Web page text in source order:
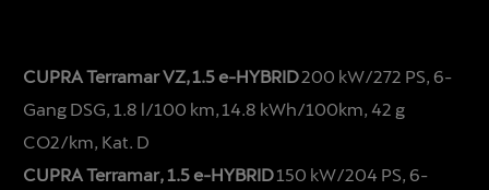
CUPRA Terramar VZ, 1.5 e-HYBRID200 kW/272 PS, 6-
Gang DSG, 1.8 l/100 km, 14.8 kWh/100km, 42 g
CO2/km, Kat. D
CUPRA Terramar, 1.5 e-HYBRID150 kW/204 PS, 6-